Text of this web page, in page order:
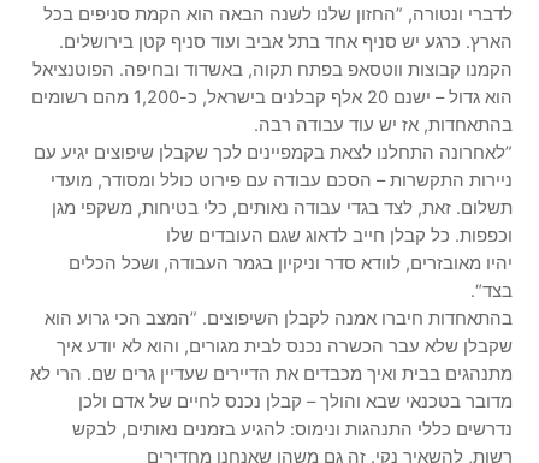
לדברי ונטורה, ”החזון שלנו לשנה הבאה הוא הקמת סניפים בכל
הארץ. כרגע יש סניף אחד בתל אביב ועוד סניף קטן בירושלים.
הקמנו קבוצות ווטסאפ בפתח תקוה, באשדוד ובחיפה. הפוטנציאל
הוא גדול – ישנם 20 אלף קבלנים בישראל, כ-1,200 מהם רשומים
בהתאחדות, אז יש עוד עבודה רבה.
”לאחרונה התחלנו לצאת בקמפיינים לכך שקבלן שיפוצים יגיע עם
ניירות התקשרות – הסכם עבודה עם פירוט כולל ומסודר, מועדי
תשלום. זאת, לצד בגדי עבודה נאותים, כלי בטיחות, משקפי מגן
וכפפות. כל קבלן חייב לדאוג שגם העובדים שלו
יהיו מאובזרים, לוודא סדר וניקיון בגמר העבודה, ושכל הכלים
בצד“.
בהתאחדות חיברו אמנה לקבלן השיפוצים. ”המצב הכי גרוע הוא
שקבלן שלא עבר הכשרה נכנס לבית מגורים, והוא לא יודע איך
מתנהגים בבית ואיך מכבדים את הדיירים שעדיין גרים שם. הרי לא
מדובר בטכנאי שבא והולך – קבלן נכנס לחיים של אדם ולכן
נדרשים כללי התנהגות ונימוס: להגיע בזמנים נאותים, לבקש
רשות, להשאיר נקי. זה גם משהו שאנחנו מחדירים